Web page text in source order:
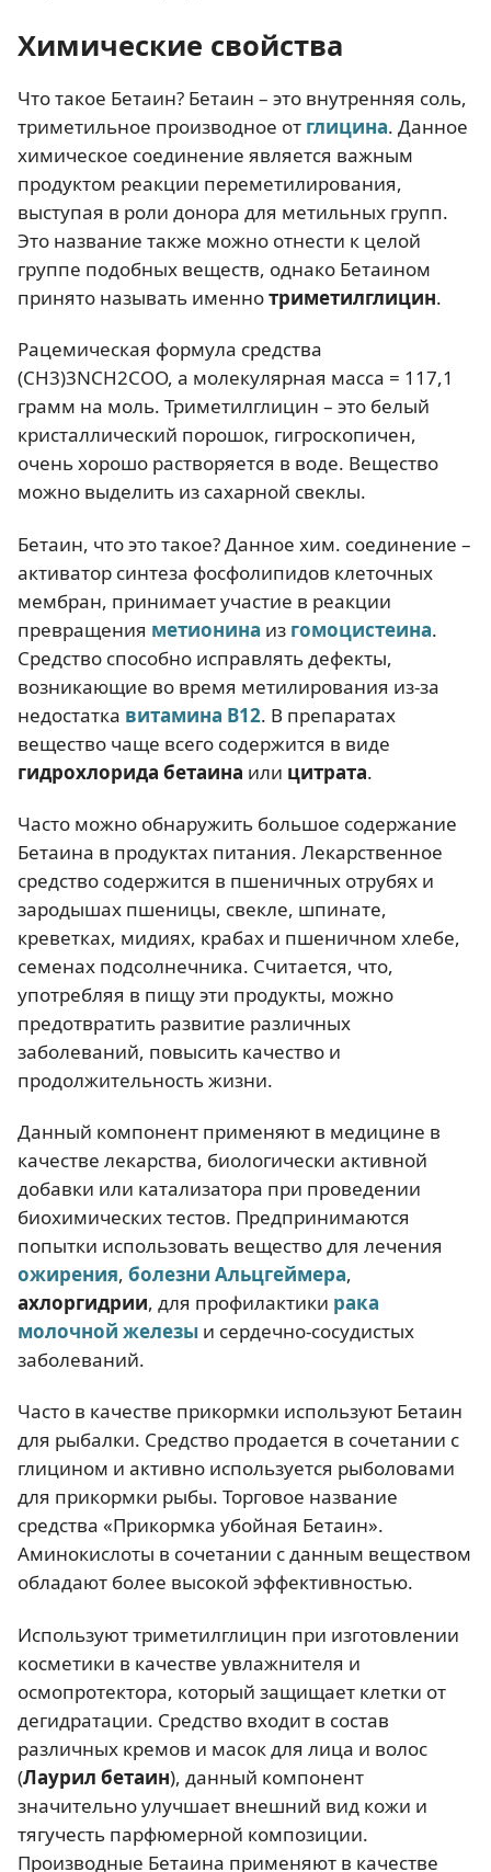
Химические свойства
Что такое Бетаин? Бетаин – это внутренняя соль,
триметильное производное от глицина. Данное
химическое соединение является важным
продуктом реакции переметилирования,
выступая в роли донора для метильных групп.
Это название также можно отнести к целой
группе подобных веществ, однако Бетаином
принято называть именнотриметилглицин.
Рацемическая формула средства
(CH3)3NCH2COO, а молекулярная масса = 117,1
грамм на моль. Триметилглицин – это белый
кристаллический порошок, гигроскопичен,
очень хорошо растворяется в воде. Вещество
можно выделить из сахарной свеклы.
Бетаин, что это такое? Данное хим. соединение –
активатор синтеза фосфолипидов клеточных
мембран, принимает участие в реакции
превращения метионина из гомоцистеина.
Средство способно исправлять дефекты,
возникающие во время метилирования из-за
недостатка витамина В12. В препаратах
вещество чаще всего содержится в виде
гидрохлорида бетаина или цитрата.
Часто можно обнаружить большое содержание
Бетаина в продуктах питания. Лекарственное
средство содержится в пшеничных отрубях и
зародышах пшеницы, свекле, шпинате,
креветках, мидиях, крабах и пшеничном хлебе,
семенах подсолнечника. Считается, что,
употребляя в пищу эти продукты, можно
предотвратить развитие различных
заболеваний, повысить качество и
продолжительность жизни.
Данный компонент применяют в медицине в
качестве лекарства, биологически активной
добавки или катализатора при проведении
биохимических тестов. Предпринимаются
попытки использовать вещество для лечения
ожирения, болезни Альцгеймера,
ахлоргидрии, для профилактики рака
молочной железы и сердечно-сосудистых
заболеваний.
Часто в качестве прикормки используют Бетаин
для рыбалки. Средство продается в сочетании с
глицином и активно используется рыболовами
для прикормки рыбы. Торговое название
средства «Прикормка убойная Бетаин».
Аминокислоты в сочетании с данным веществом
обладают более высокой эффективностью.
Используют триметилглицин при изготовлении
косметики в качестве увлажнителя и
осмопротектора, который защищает клетки от
дегидратации. Средство входит в состав
различных кремов и масок для лица и волос
(Лаурил бетаин), данный компонент
значительно улучшает внешний вид кожи и
тягучесть парфюмерной композиции.
Производные Бетаина применяют в качестве